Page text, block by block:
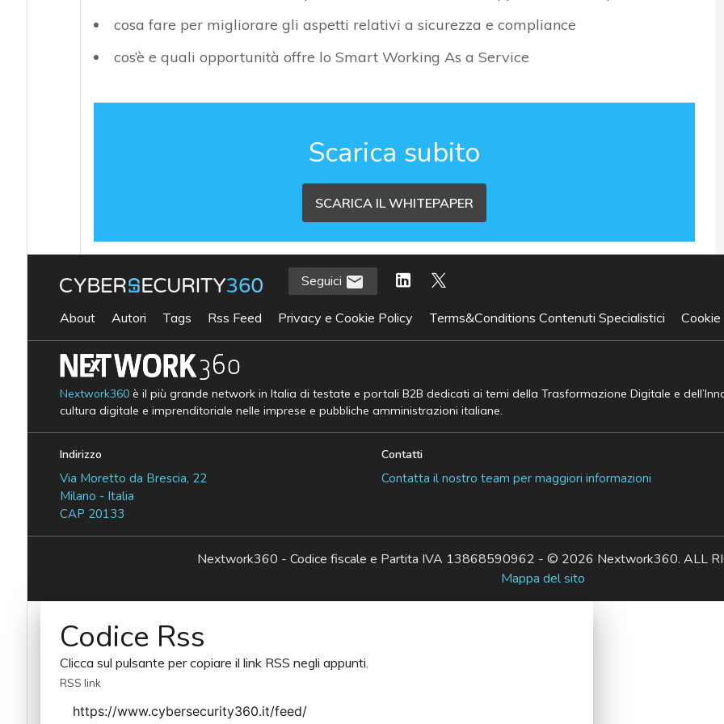
cosa fare per migliorare gli aspetti relativi a sicurezza e compliance
cos’è e quali opportunità offre lo Smart Working As a Service
Scarica subito
SCARICA IL WHITEPAPER
Seguici
About Autori Tags Rss Feed Privacy e Cookie Policy Terms&Conditions Contenuti Specialistici
Nextwork360è il più grande network in Italia di testate e portali B2B dedicati ai temi della Trasformazione Digitale e
cultura digitale e imprenditoriale nelle imprese e pubbliche amministrazioni italiane.
Indirizzo
Via Moretto da Brescia, 22
Milano - Italia
CAP 20133
Contatti
Contatta il nostro team per maggiori informazioni
Nextwork360 - Codice fiscale e Partita IVA 13868590962 - © 2026 Nextwork360. ALL
Mappa del sito
Codice Rss
Clicca sul pulsante per copiare il link RSS negli appunti.
RSS link